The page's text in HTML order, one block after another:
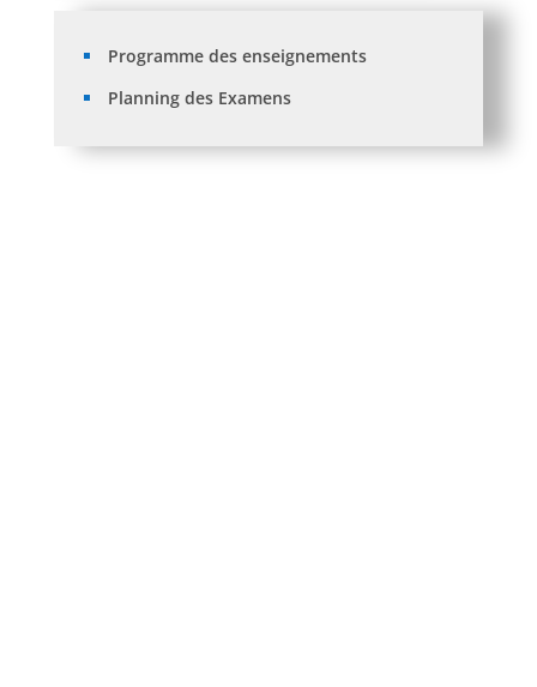
Programme des enseignements
Planning des Examens